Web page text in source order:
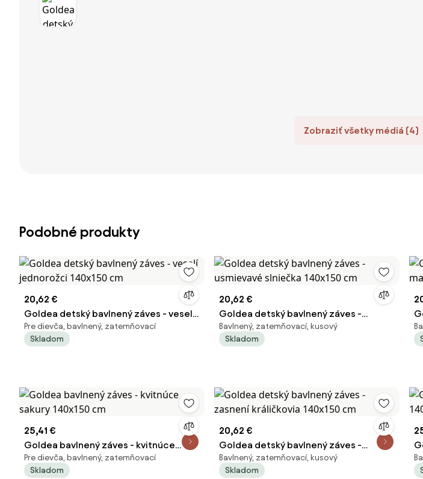
Zobraziť všetky médiá (4)
Podobné produkty
20,62 €
Goldea detský bavlnený záves - veselí
jednorožci 140x150 cm
Pre dievča, bavlnený, zatemňovací
Skladom
20,62 €
Goldea detský bavlnený záves -
usmievavé slniečka 140x150 cm
Bavlnený, zatemňovací, kusový
Skladom
25,41 €
Goldea bavlnený záves - kvitnúce
sakury 140x150 cm
Pre dievča, bavlnený, zatemňovací
Skladom
20,62 €
Goldea detský bavlnený záves -
zasnení králičkovia 140x150 cm
Bavlnený, zatemňovací, kusový
Skladom